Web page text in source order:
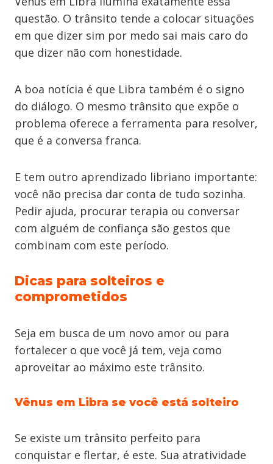
questão. O trânsito tende a colocar situações
em que dizer sim por medo sai mais caro do
que dizer não com honestidade.
A boa notícia é que Libra também é o signo
do diálogo. O mesmo trânsito que expõe o
problema oferece a ferramenta para resolver,
que é a conversa franca.
E tem outro aprendizado libriano importante:
você não precisa dar conta de tudo sozinha.
Pedir ajuda, procurar terapia ou conversar
com alguém de confiança são gestos que
combinam com este período.
Dicas para solteiros e
comprometidos
Seja em busca de um novo amor ou para
fortalecer o que você já tem, veja como
aproveitar ao máximo este trânsito.
Vênus em Libra se você está solteiro
Se existe um trânsito perfeito para
conquistar e flertar, é este. Sua atratividade